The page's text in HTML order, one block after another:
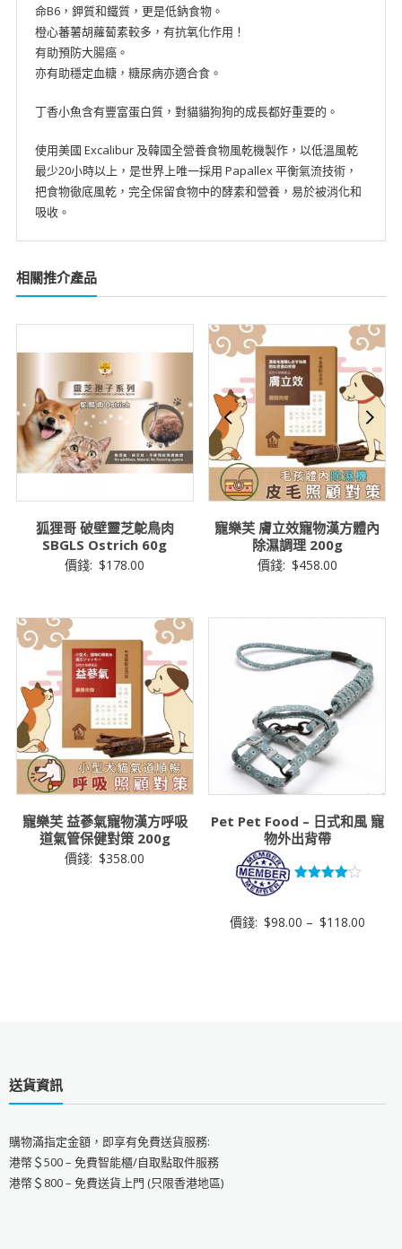
命B6，鉀質和鐵質，更是低鈉食物。
橙心蕃薯胡蘿蔔素較多，有抗氧化作用！
有助預防大腸癌。
亦有助穩定血糖，糖尿病亦適合食。
丁香小魚含有豐富蛋白質，對貓貓狗狗的成長都好重要的。
使用美國 Excalibur 及韓國全營養食物風乾機製作，以低溫風乾
最少20小時以上，是世界上唯一採用 Papallex 平衡氣流技術，
把食物徹底風乾，完全保留食物中的酵素和營養，易於被消化和
吸收。
相關推介產品
狐狸哥 破壁靈芝鴕鳥肉
SBGLS Ostrich 60g
價錢: $178.00
寵樂芙 膚立效寵物漢方體內
除濕調理 200g
價錢: $458.00
寵樂芙 益蔘氣寵物漢方呼吸
道氣管保健對策 200g
價錢: $358.00
Pet Pet Food – 日式和風 寵
物外出背帶
滿分 5
價錢: $98.00 – $118.00
送貨資訊
購物滿指定金額，即享有免費送貨服務:
港幣＄500 – 免費智能櫃/自取點取件服務
港幣＄800 – 免費送貨上門 (只限香港地區)